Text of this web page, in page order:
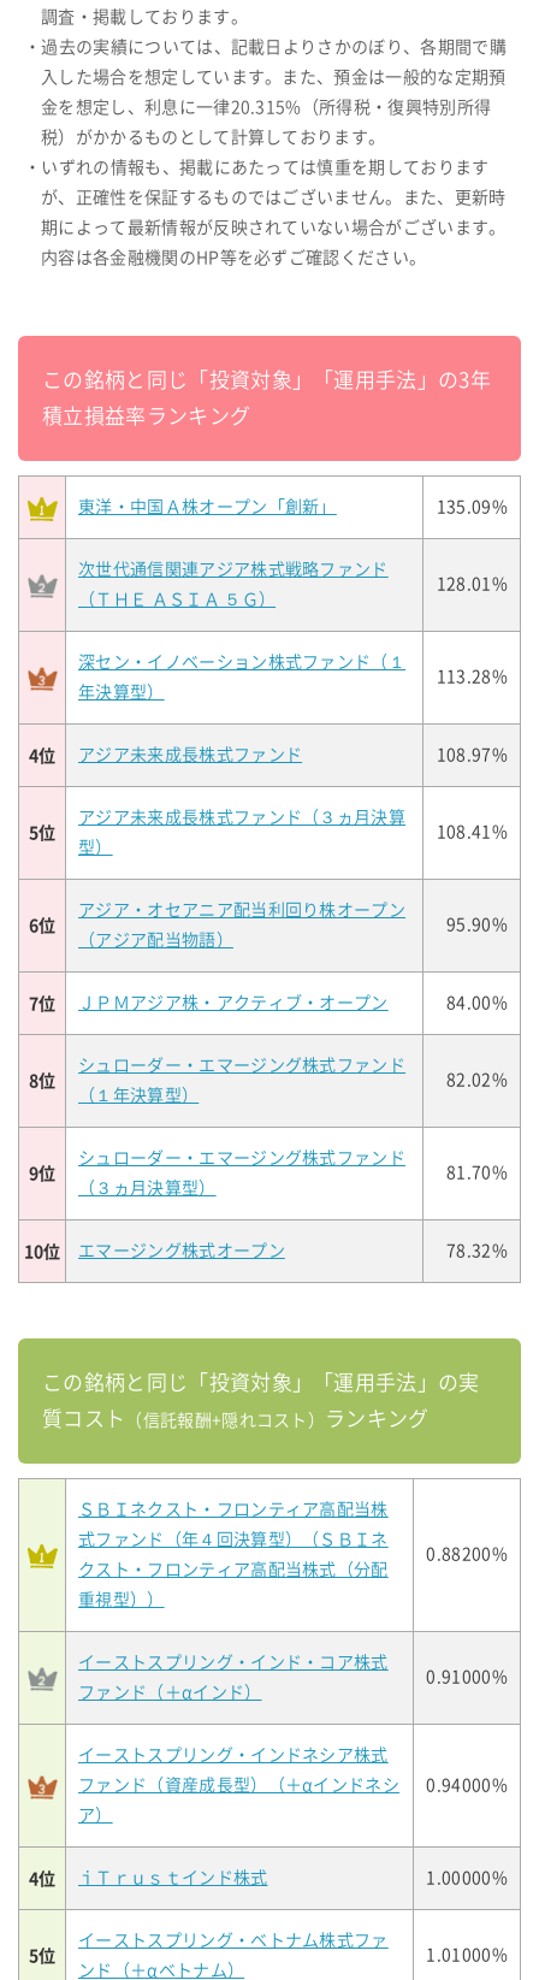
調査・掲載しております。
・過去の実績については、記載日よりさかのぼり、各期間で購
入した場合を想定しています。また、預金は一般的な定期預
金を想定し、利息に一律20.315%（所得税・復興特別所得
税）がかかるものとして計算しております。
・いずれの情報も、掲載にあたっては慎重を期しております
が、正確性を保証するものではございません。また、更新時
期によって最新情報が反映されていない場合がございます。
内容は各金融機関のHP等を必ずご確認ください。
この銘柄と同じ「投資対象」「運用手法」の3年
積立損益率ランキング
東洋・中国Ａ株オープン「創新」 135.09%
次世代通信関連アジア株式戦略ファンド
（ＴＨＥ ＡＳＩＡ ５Ｇ）
128.01%
深セン・イノベーション株式ファンド（１
年決算型）
113.28%
4位 アジア未来成長株式ファンド 108.97%
5位
アジア未来成長株式ファンド（３ヵ月決算
型）
108.41%
6位
アジア・オセアニア配当利回り株オープン
（アジア配当物語）
95.90%
7位 ＪＰＭアジア株・アクティブ・オープン 84.00%
8位
シュローダー・エマージング株式ファンド
（１年決算型）
82.02%
9位
シュローダー・エマージング株式ファンド
（３ヵ月決算型）
81.70%
10位 エマージング株式オープン 78.32%
この銘柄と同じ「投資対象」「運用手法」の実
質コスト
（信託報酬+隠れコスト） ランキング
ＳＢＩネクスト・フロンティア高配当株
式ファンド（年４回決算型）（ＳＢＩネ
クスト・フロンティア高配当株式（分配
重視型））
0.88200%
イーストスプリング・インド・コア株式
ファンド（＋αインド）
0.91000%
イーストスプリング・インドネシア株式
ファンド（資産成長型）（＋αインドネシ
ア）
0.94000%
4位 ｉＴｒｕｓｔインド株式 1.00000%
5位
イーストスプリング・ベトナム株式ファ
ンド（＋αベトナム）
1.01000%